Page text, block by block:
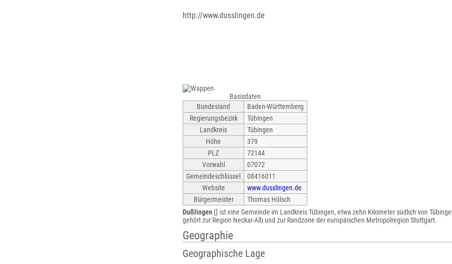
http://www.dusslingen.de
Basisdaten
Bundesland
Baden-Württemberg
Regierungsbezirk
Tübingen
Landkreis
Tübingen
Höhe
379
PLZ
72144
Vorwahl
07072
Gemeindeschlüssel
08416011
Website
www.dusslingen.de
Bürgermeister
Thomas Hölsch
Dußlingen [] ist eine Gemeinde im Landkreis Tübingen, etwa zehn Kilometer südlich von
gehört zur Region Neckar-Alb und zur Randzone der europäischen Metropolregion Stuttgart.
Geographie
Geographische Lage